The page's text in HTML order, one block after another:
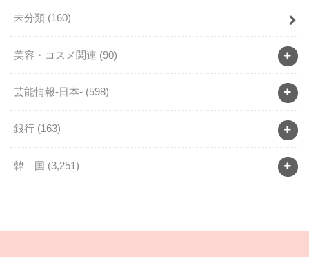
未分類 (160)
美容・コスメ関連 (90)
芸能情報-日本- (598)
銀行 (163)
韓 国 (3,251)